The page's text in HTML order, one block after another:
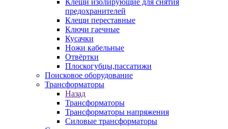
Клещи изолирующие для снятия
предохранителей
Клещи переставные
Ключи гаечные
Кусачки
Ножи кабельные
Отвёртки
Плоскогубцы,пассатижи
Поисковое оборудование
Трансформаторы
Назад
Трансформаторы
Трансформаторы напряжения
Силовые трансформаторы